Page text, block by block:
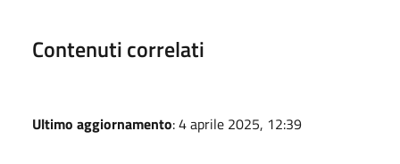
Contenuti correlati
Ultimo aggiornamento: 4 aprile 2025, 12:39